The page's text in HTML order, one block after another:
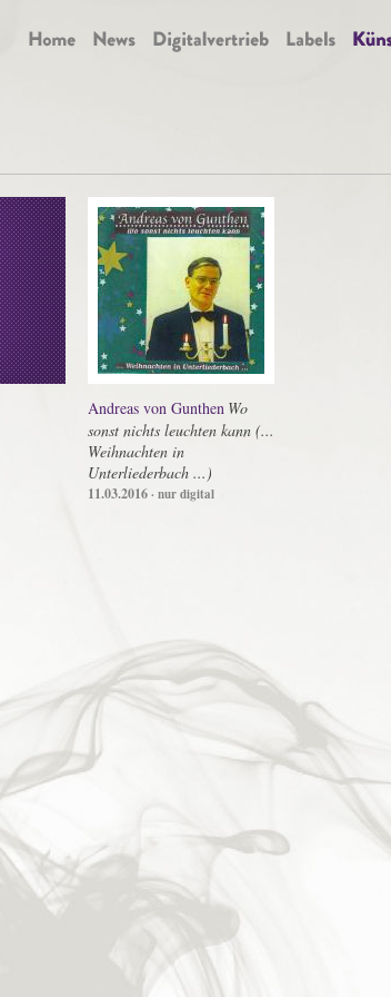
Andreas von Gunthen Wo
sonst nichts leuchten kann (...
Weihnachten in
Unterliederbach ...)
11.03.2016· nur digital